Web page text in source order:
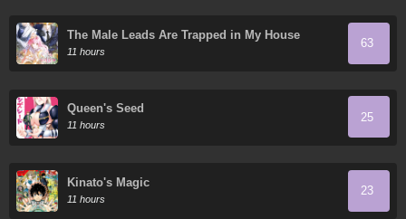
The Male Leads Are Trapped in My House
11 hours
63
Queen's Seed
11 hours
25
Kinato's Magic
11 hours
23